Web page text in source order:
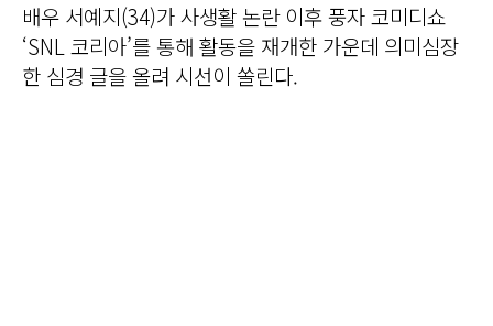
배우 서예지(34)가 사생활 논란 이후 풍자 코미디쇼
‘SNL 코리아’를 통해 활동을 재개한 가운데 의미심장
한 심경 글을 올려 시선이 쏠린다.